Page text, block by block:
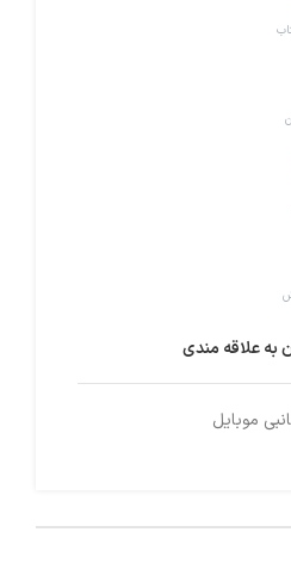
به علاقه مندی
موبایل